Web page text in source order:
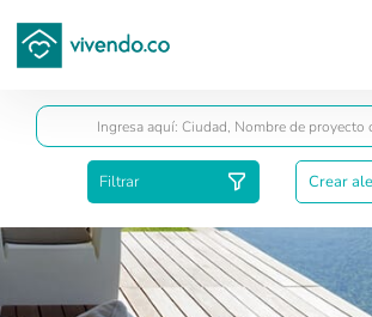
Filtrar Crear
Proyectos Gold